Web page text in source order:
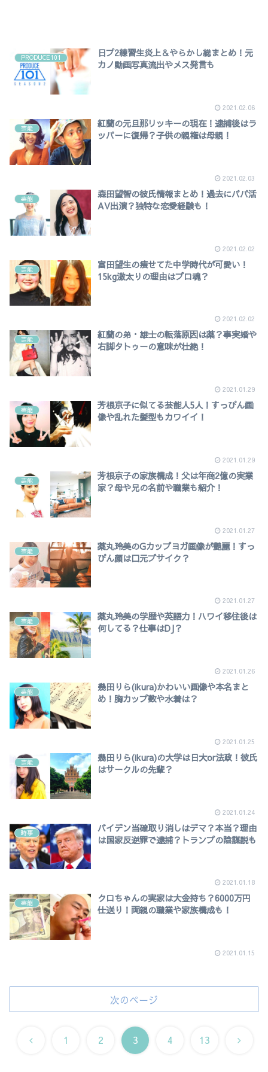
PRODUCE101
日プ2練習生炎上＆やらかし総まとめ！元
カノ動画写真流出やメス発言も
2021.02.06
芸能
紅蘭の元旦那リッキーの現在！逮捕後はラ
ッパーに復帰？子供の親権は母親！
2021.02.03
芸能
森田望智の彼氏情報まとめ！過去にパパ活
AV出演？独特な恋愛経験も！
2021.02.02
芸能
富田望生の痩せてた中学時代が可愛い！
15kg激太りの理由はプロ魂？
2021.02.02
芸能
紅蘭の弟・雄士の転落原因は薬？事実婚や
右脚タトゥーの意味が壮絶！
2021.01.29
芸能
芳根京子に似てる芸能人5人！すっぴん画
像や乱れた髪型もカワイイ！
2021.01.29
芸能
芳根京子の家族構成！父は年商2億の実業
家？母や兄の名前や職業も紹介！
2021.01.27
芸能
薬丸玲美のGカップヨガ画像が艶麗！すっ
ぴん顔は口元ブサイク？
2021.01.27
芸能
薬丸玲美の学歴や英語力！ハワイ移住後は
何してる？仕事はDJ？
2021.01.26
芸能
幾田りら(ikura)かわいい画像や本名まと
め！胸カップ数や水着は？
2021.01.25
芸能
幾田りら(ikura)の大学は日大or法政！彼氏
はサークルの先輩？
2021.01.24
時事
バイデン当確取り消しはデマ？本当？理由
は国家反逆罪で逮捕？トランプの陰謀説も
2021.01.18
芸能
クロちゃんの実家は大金持ち？6000万円
仕送り！両親の職業や家族構成も！
2021.01.15
次のページ
前
1 2 3 4 13
次